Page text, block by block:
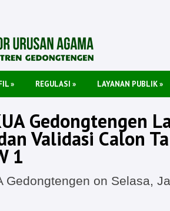
» REGULASI » LAYANAN PUBLIK»
Gedongtengen
Validasi Calon
1
Gedongtengen on Selasa,